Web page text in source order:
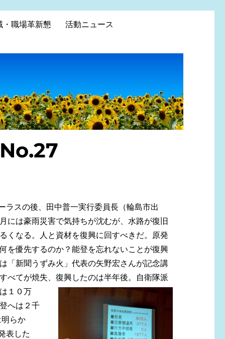
・職場革新懇 活動ニュース
ラスの後、田中普一実行委員長（輪島市出
には豪雨災害で気持ちが沈むが、水路が復旧
くなる。人と資材を復興に回すべきだ。原発
を優先するのか？能登を忘れないことが復興
「新聞うずみ火」代表の矢野宏さんが記念講
べてが焼失、復興したのは半年後。自衛隊派
１ ０万
へは２千
らか
表した